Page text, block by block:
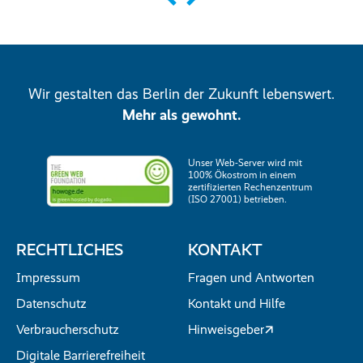
Wir gestalten das Berlin der Zukunft lebenswert.
Mehr als gewohnt.
Unser Web-Server wird mit
100% Ökostrom in einem
zertifizierten Rechenzentrum
(ISO 27001) betrieben.
RECHTLICHES
Impressum
Datenschutz
Verbraucherschutz
Digitale Barrierefreiheit
KONTAKT
Fragen und Antworten
Kontakt und Hilfe
Hinweisgeber